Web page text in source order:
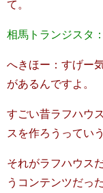
て。
相馬トランジスタ
へきほー：すげー
があるんですよ。
すごい昔ラフハウ
スを作ろうってい
それがラフハウス
うコンテンツだっ